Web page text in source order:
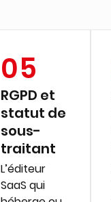
05
RGPD et
statut de
sous-
traitant
L’éditeur
SaaS qui